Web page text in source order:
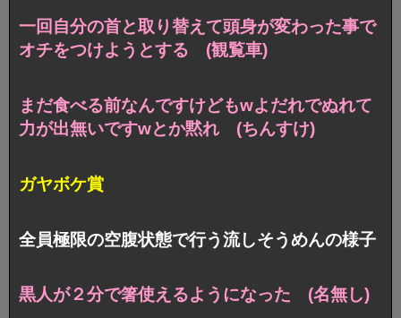
一回自分の首と取り替えて頭身が変わった事で
オチをつけようとする (観覧車)
まだ食べる前なんですけどもwよだれでぬれて
力が出無いですwとか黙れ (ちんすけ)
ガヤボケ賞
全員極限の空腹状態で行う流しそうめんの様子
黒人が２分で箸使えるようになった (名無し)